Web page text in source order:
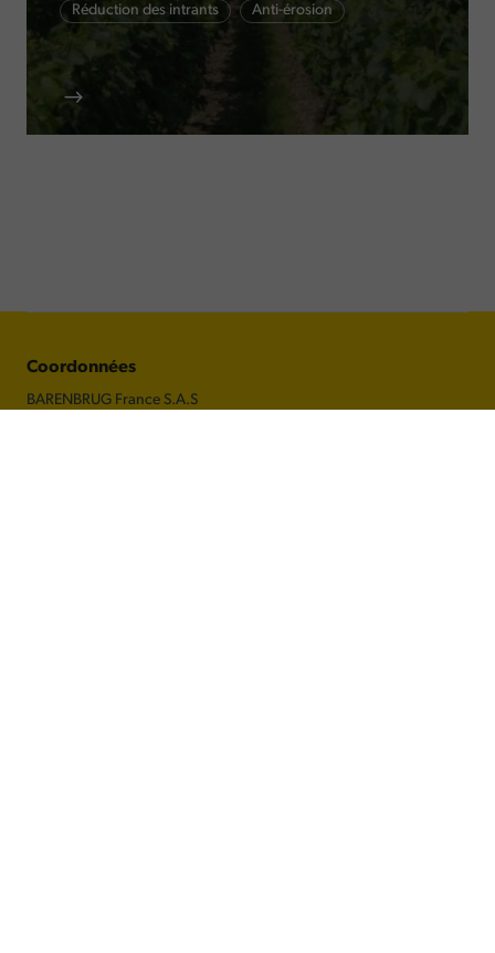
Réduction des intrants Anti-érosion
Coordonnées
BARENBRUG France S.A.S